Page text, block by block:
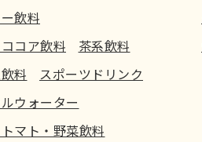
飲料
コア飲料
茶系飲料
料
スポーツドリンク
ウォーター
マト・野菜飲料